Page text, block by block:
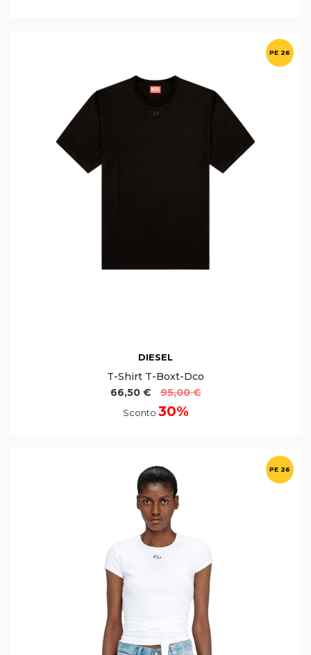
PE 26
DIESEL
T-Shirt T-Boxt-Dco
66,50 €
95,00 €
Sconto 30%
PE 26